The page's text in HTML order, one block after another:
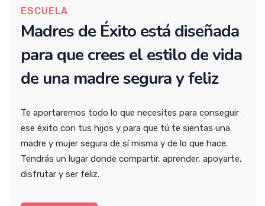
ESCUELA
Madres de Éxito está diseñada
para que crees el estilo de vida
de una madre segura y feliz
Te aportaremos todo lo que necesites para conseguir
ese éxito con tus hijos y para que tú te sientas una
madre y mujer segura de sí misma y de lo que hace.
Tendrás un lugar donde compartir, aprender, apoyarte,
disfrutar y ser feliz.